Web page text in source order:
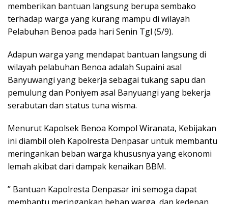
memberikan bantuan langsung berupa sembako
terhadap warga yang kurang mampu di wilayah
Pelabuhan Benoa pada hari Senin Tgl (5/9).
Adapun warga yang mendapat bantuan langsung di
wilayah pelabuhan Benoa adalah Supaini asal
Banyuwangi yang bekerja sebagai tukang sapu dan
pemulung dan Poniyem asal Banyuangi yang bekerja
serabutan dan status tuna wisma.
Menurut Kapolsek Benoa Kompol Wiranata, Kebijakan
ini diambil oleh Kapolresta Denpasar untuk membantu
meringankan beban warga khususnya yang ekonomi
lemah akibat dari dampak kenaikan BBM.
” Bantuan Kapolresta Denpasar ini semoga dapat